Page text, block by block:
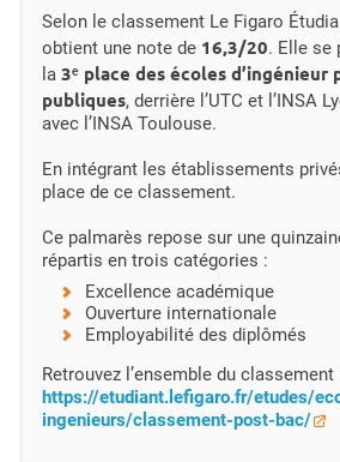
Selon le classement Le Figaro
obtient une note de 16,3/20. Elle se
la 3ᵉ place des écoles d’ingénieur
publiques, derrière l’UTC et l’INSA
avec l’INSA Toulouse.
En intégrant les établissements
place de ce classement.
Ce palmarès repose sur une
répartis en trois catégories :
Excellence académique
Ouverture internationale
Employabilité des diplômés
Retrouvez l’ensemble du classement
https://etudiant.lefigaro.fr/etudes/
ingenieurs/classement-post-bac/